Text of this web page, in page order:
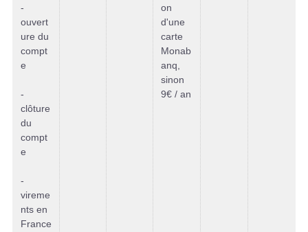
-
ouvert
ure du
compt
e
-
clôture
du
compt
e
-
vireme
nts en
France
on
d'une
carte
Monab
anq,
sinon
9€ / an